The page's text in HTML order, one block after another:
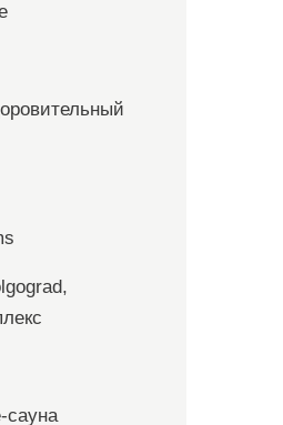
сауна